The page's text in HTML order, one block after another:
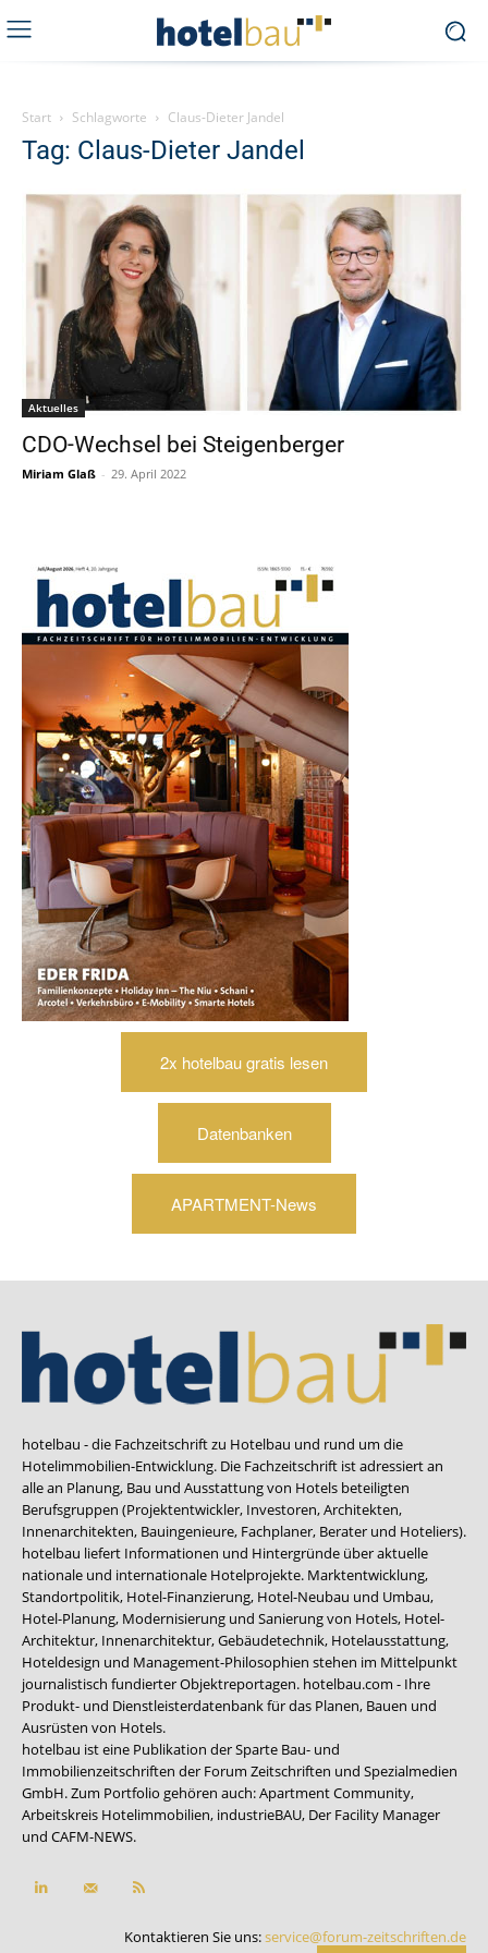
Start Schlagworte Claus-Dieter Jandel
Tag: Claus-Dieter Jandel
Aktuelles
CDO-Wechsel bei Steigenberger
Miriam Glaß - 29. April 2022
2x hotelbau gratis lesen
Datenbanken
APARTMENT-News
hotelbau - die Fachzeitschrift zu Hotelbau und rund um die
Hotelimmobilien-Entwicklung. Die Fachzeitschrift ist adressiert an
alle an Planung, Bau und Ausstattung von Hotels beteiligten
Berufsgruppen (Projektentwickler, Investoren, Architekten,
Innenarchitekten, Bauingenieure, Fachplaner, Berater und Hoteliers).
hotelbau liefert Informationen und Hintergründe über aktuelle
nationale und internationale Hotelprojekte. Marktentwicklung,
Standortpolitik, Hotel-Finanzierung, Hotel-Neubau und Umbau,
Hotel-Planung, Modernisierung und Sanierung von Hotels, Hotel-
Architektur, Innenarchitektur, Gebäudetechnik, Hotelausstattung,
Hoteldesign und Management-Philosophien stehen im Mittelpunkt
journalistisch fundierter Objektreportagen. hotelbau.com - Ihre
Produkt- und Dienstleisterdatenbank für das Planen, Bauen und
Ausrüsten von Hotels.
hotelbau ist eine Publikation der Sparte Bau- und
Immobilienzeitschriften der Forum Zeitschriften und Spezialmedien
GmbH. Zum Portfolio gehören auch:Apartment Community,
Arbeitskreis Hotelimmobilien, industrieBAU, Der Facility Manager
und CAFM-NEWS.
Kontaktieren Sie uns:service@forum-zeitschriften.de